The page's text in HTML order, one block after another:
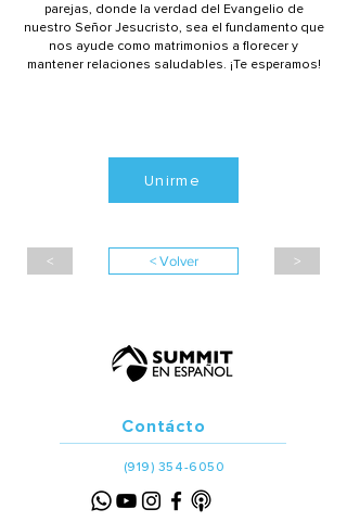
parejas, donde la verdad del Evangelio de
nuestro Señor Jesucristo, sea el fundamento que
nos ayude como matrimonios a florecer y
mantener relaciones saludables. ¡Te esperamos!
Unirme
< < Volver >
Contácto
(919) 354-6050